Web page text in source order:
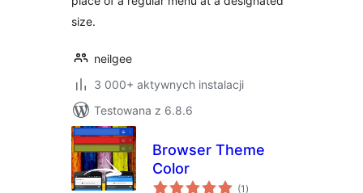
size.
neilgee
3 000+ aktywnych instalacji
Testowana z 6.8.6
Browser Theme
Color
(1 wszystkich
)